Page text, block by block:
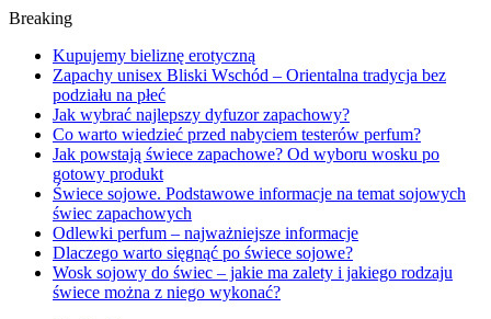
Breaking
Kupujemy bieliznę erotyczną
Zapachy unisex Bliski Wschód – Orientalna tradycja bez
podziału na płeć
Jak wybrać najlepszy dyfuzor zapachowy?
Co warto wiedzieć przed nabyciem testerów perfum?
Jak powstają świece zapachowe? Od wyboru wosku po
gotowy produkt
Świece sojowe. Podstawowe informacje na temat sojowych
świec zapachowych
Odlewki perfum – najważniejsze informacje
Dlaczego warto sięgnąć po świece sojowe?
Wosk sojowy do świec – jakie ma zalety i jakiego rodzaju
świece można z niego wykonać?